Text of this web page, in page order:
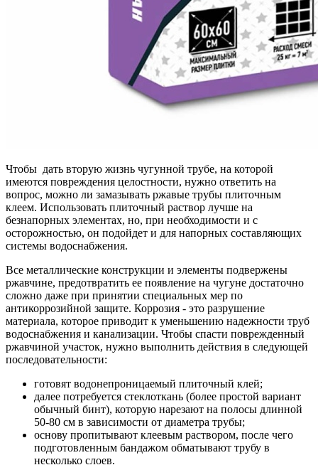
Чтобы дать вторую жизнь чугунной трубе, на которой
имеются повреждения целостности, нужно ответить на
вопрос, можно ли замазывать ржавые трубы плиточным
клеем. Использовать плиточный раствор лучше на
безнапорных элементах, но, при необходимости и с
осторожностью, он подойдет и для напорных составляющих
системы водоснабжения.
Все металлические конструкции и элементы подвержены
ржавчине, предотвратить ее появление на чугуне достаточно
сложно даже при принятии специальных мер по
антикоррозийной защите. Коррозия - это разрушение
материала, которое приводит к уменьшению надежности труб
водоснабжения и канализации. Чтобы спасти поврежденный
ржавчиной участок, нужно выполнить действия в следующей
последовательности:
готовят водонепроницаемый плиточный клей;
далее потребуется стеклоткань (более простой вариант
обычный бинт), которую нарезают на полосы длинной
50-80 см в зависимости от диаметра трубы;
основу пропитывают клеевым раствором, после чего
подготовленным бандажом обматывают трубу в
несколько слоев.